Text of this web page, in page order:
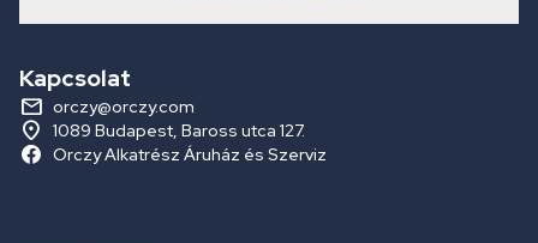
Kapcsolat
orczy@orczy.com
1089 Budapest, Baross utca 127.
Orczy Alkatrész Áruház és Szerviz